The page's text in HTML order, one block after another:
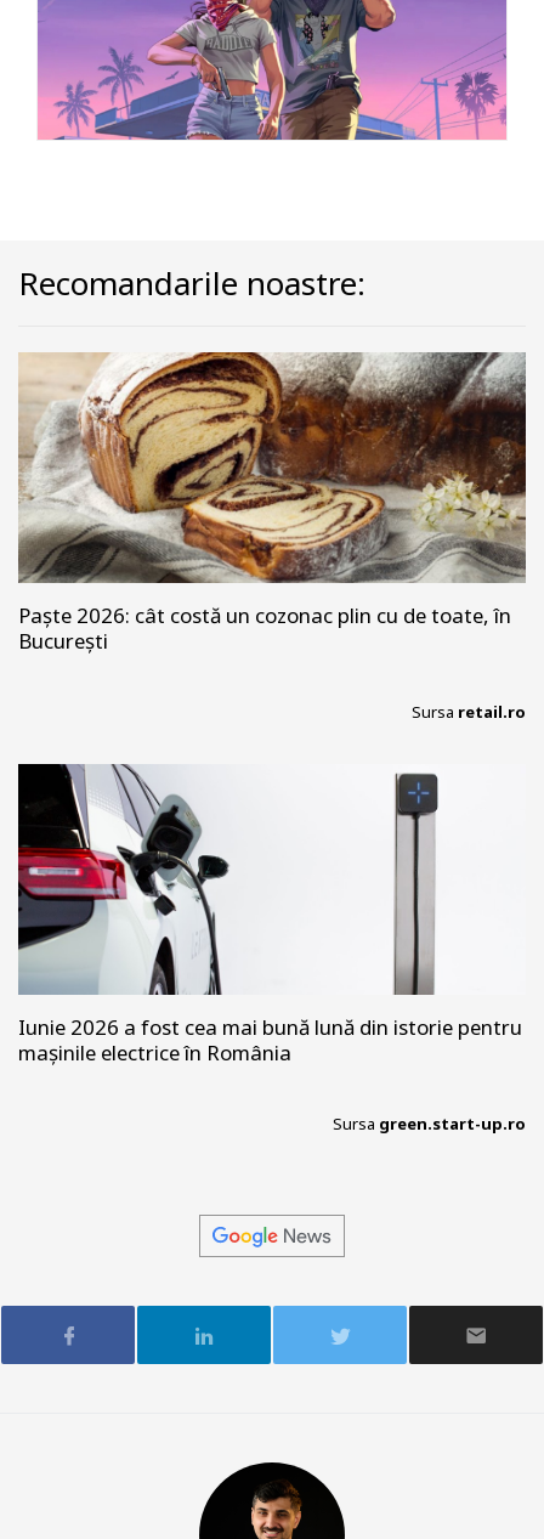
Recomandarile noastre:
Paște 2026: cât costă un cozonac plin cu de toate, în
București
Sursa retail.ro
Iunie 2026 a fost cea mai bună lună din istorie pentru
mașinile electrice în România
Sursa green.start-up.ro